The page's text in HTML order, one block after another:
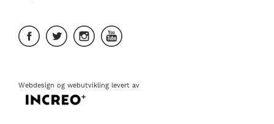
Webdesign og webutvikling levert av